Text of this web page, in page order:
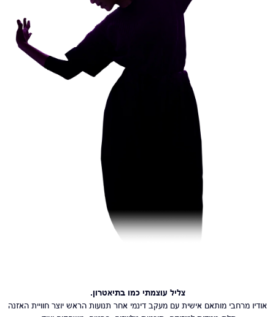
צליל עוצמתי כמו בתיאטרון.
אודיו מרחבי מותאם אישית עם מעקב דינמי אחר תנועות הראש יוצר חוויית האזנה